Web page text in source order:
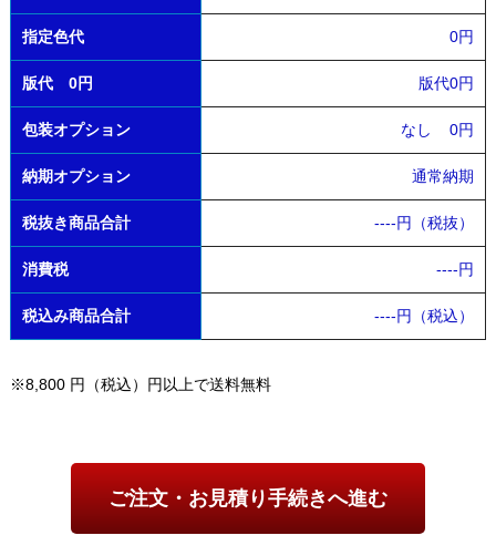
指定色代 0円
版代 0円 版代0円
包装オプション なし 0円
納期オプション 通常納期
税抜き商品合計 ----円（税抜）
消費税 ----円
税込み商品合計 ----円（税込）
※8,800 円（税込）円以上で送料無料